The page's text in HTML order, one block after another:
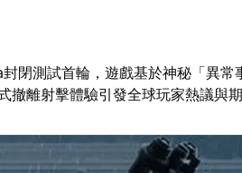
閉測試首輪，遊戲基於神秘「異常
撤離射擊體驗引發全球玩家熱議與